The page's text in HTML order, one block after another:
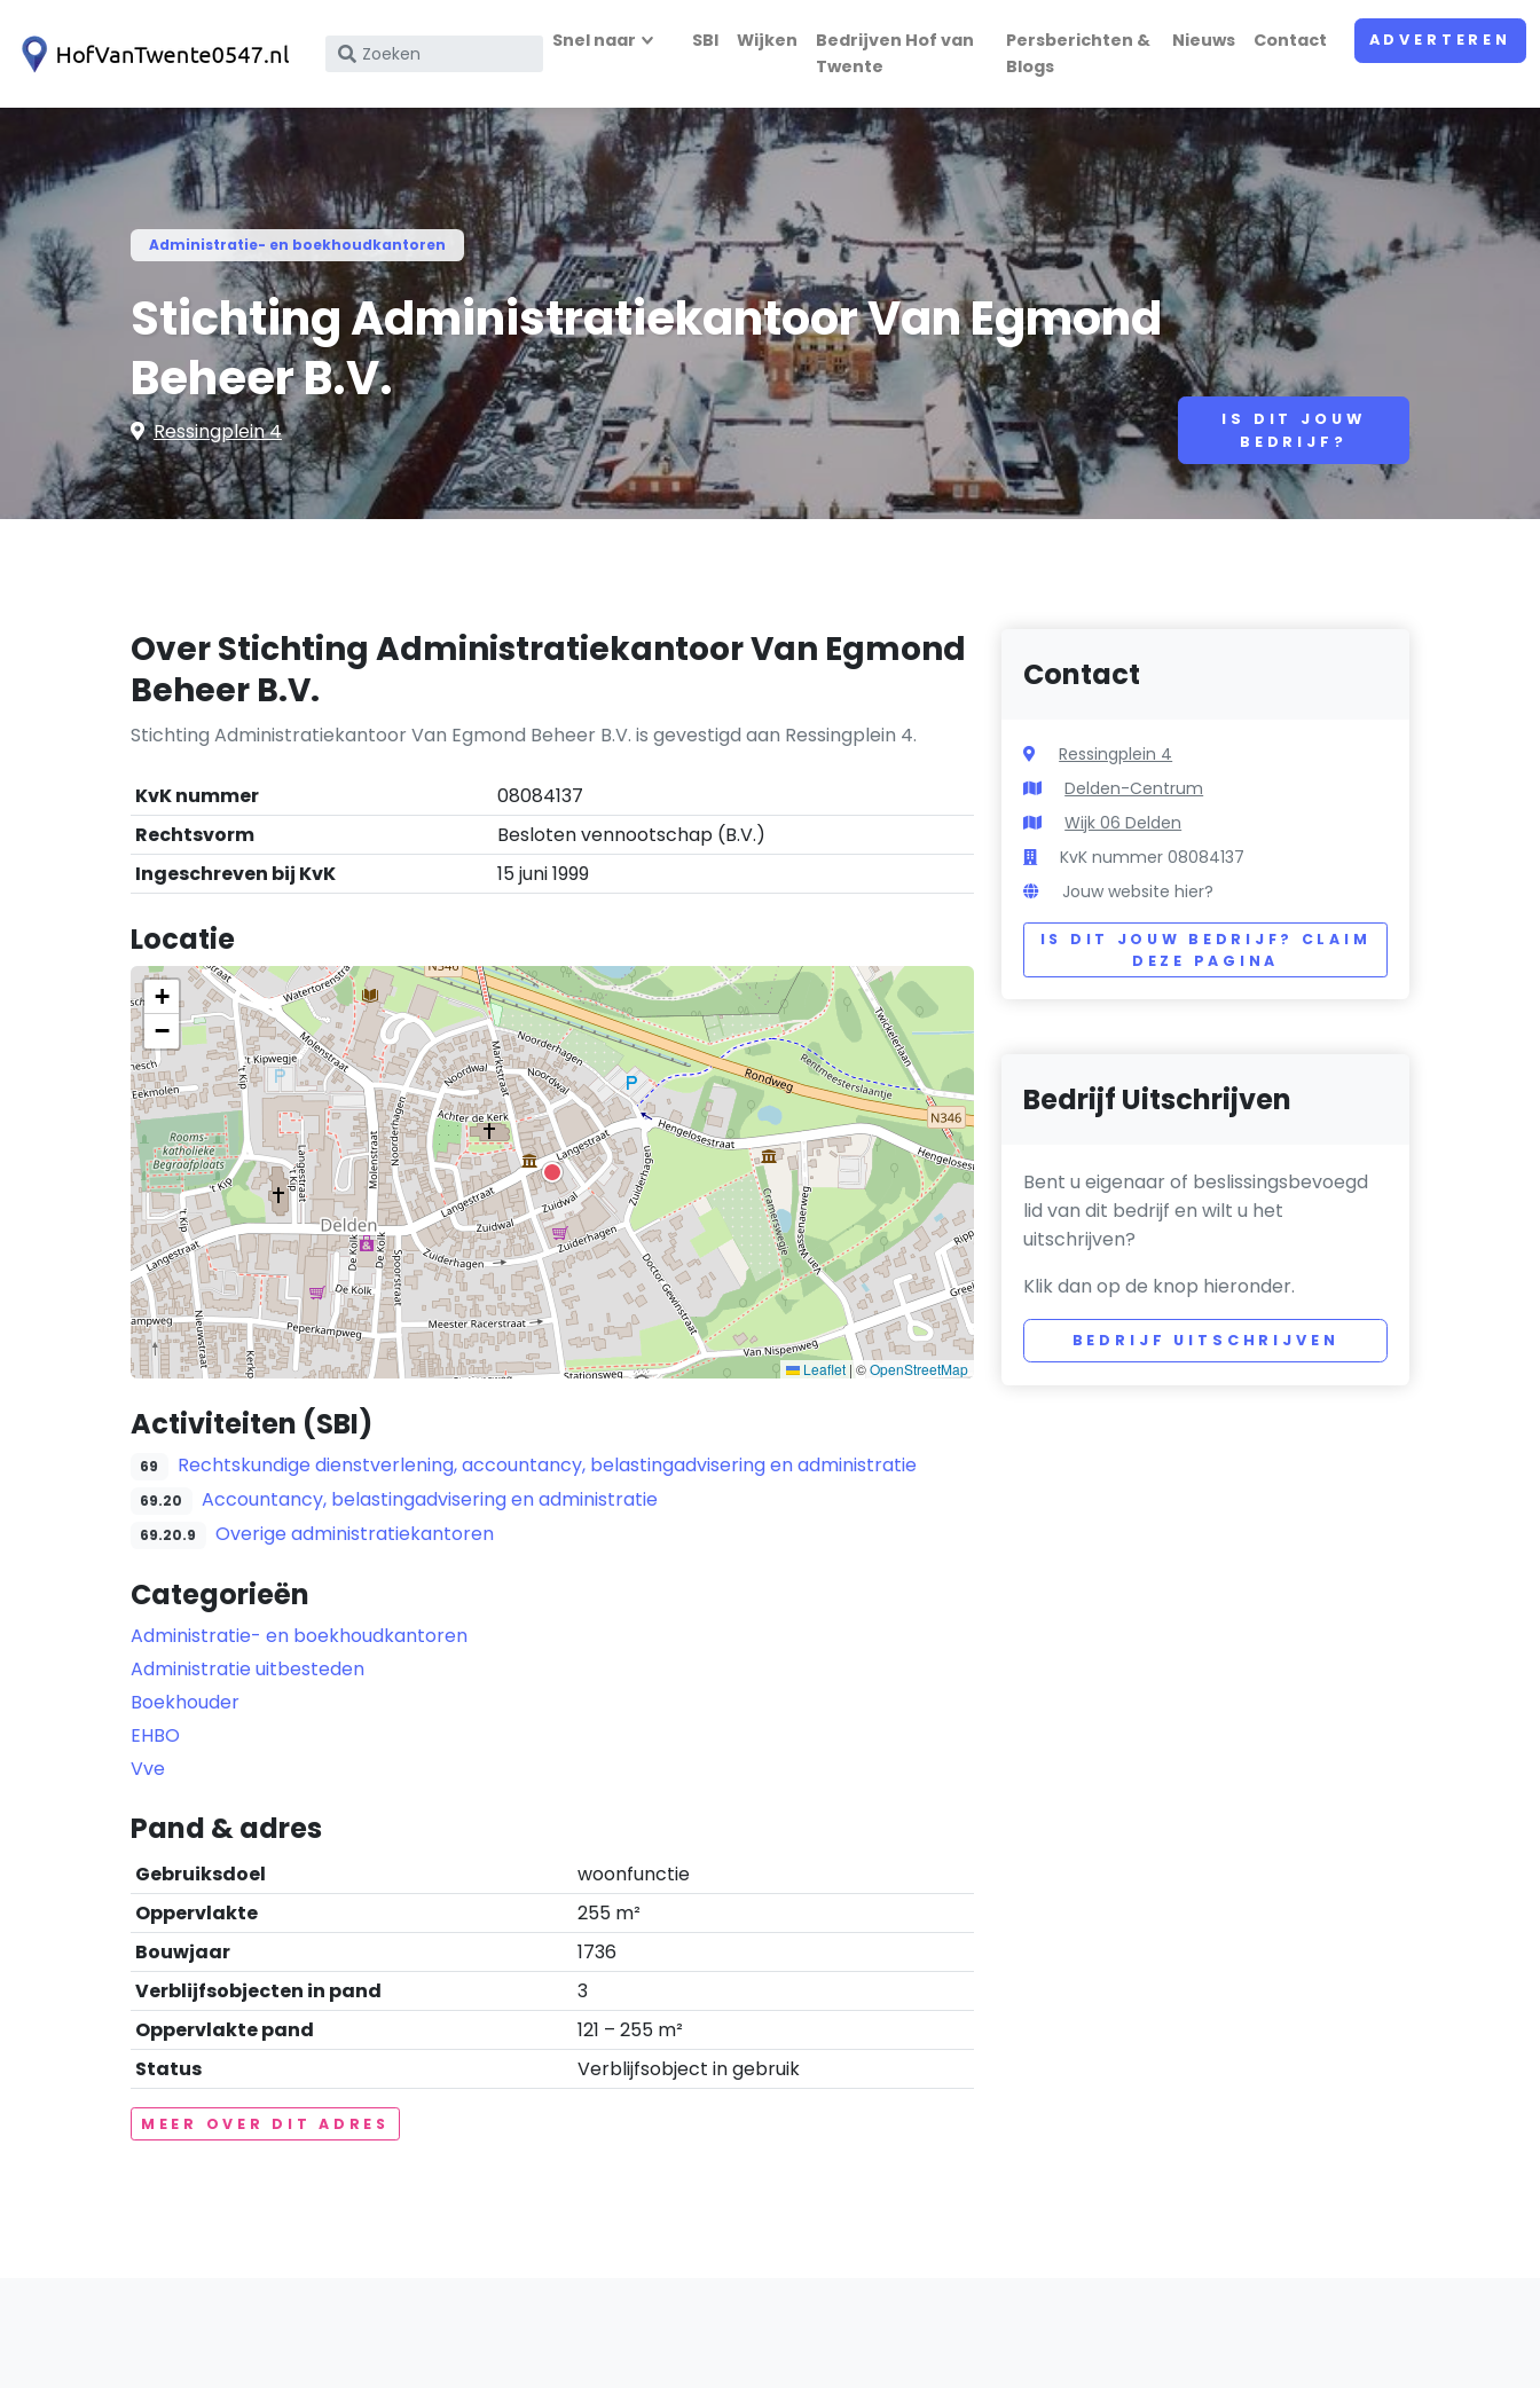
Zoek
bedrijfsnaam
KvK
nummer
Snel naar SBI Wijken
Bedrijven Hof van
Twente
Persberichten &
Blogs
Nieuws Contact ADVERTEREN
Administratie- en boekhoudkantoren
Stichting Administratiekantoor Van Egmond
Beheer B.V.
Ressingplein 4
IS DIT JOUW
BEDRIJF?
Over Stichting Administratiekantoor Van Egmond
Beheer B.V.
Stichting Administratiekantoor Van Egmond Beheer B.V. is gevestigd aan Ressingplein 4.
KvK nummer
08084137
Rechtsvorm
Besloten vennootschap (B.V.)
Ingeschreven bij KvK
15 juni 1999
Locatie
+
−
Leaflet | ©OpenStreetMap
Activiteiten (SBI)
69 Rechtskundige dienstverlening, accountancy, belastingadvisering en administratie
69.20 Accountancy, belastingadvisering en administratie
69.20.9 Overige administratiekantoren
Categorieën
Administratie- en boekhoudkantoren
Administratie uitbesteden
Boekhouder
EHBO
Vve
Pand & adres
Gebruiksdoel
woonfunctie
Oppervlakte
255 m²
Bouwjaar
1736
Verblijfsobjecten in pand
3
Oppervlakte pand
121 – 255 m²
Status
Verblijfsobject in gebruik
MEER OVER DIT ADRES
Contact
Ressingplein 4
Delden-Centrum
Wijk 06 Delden
KvK nummer 08084137
Jouw website hier?
IS DIT JOUW BEDRIJF? CLAIM
DEZE PAGINA
Bedrijf Uitschrijven
Bent u eigenaar of beslissingsbevoegd
lid van dit bedrijf en wilt u het
uitschrijven?
Klik dan op de knop hieronder.
BEDRIJF UITSCHRIJVEN